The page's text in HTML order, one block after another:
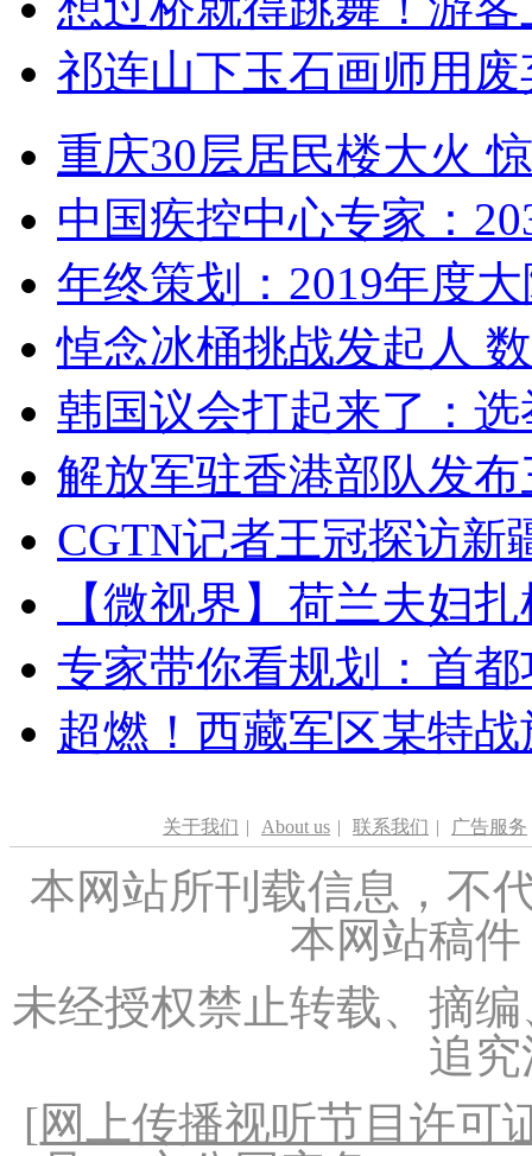
祁连山下玉石画师用
重庆30层居民楼大火
中国疾控中心专家：
年终策划：2019年度
悼念冰桶挑战发起人
韩国议会打起来了：
解放军驻香港部队发
CGTN记者王冠探访新
【微视界】荷兰夫妇
专家带你看规划：首
超燃！西藏军区某特
关于我们 | About us | 联系我们 | 广告服务
本网站所刊载信息，不
本网站稿
未经授权禁止转载、摘
追
[网上传播视听节目许可